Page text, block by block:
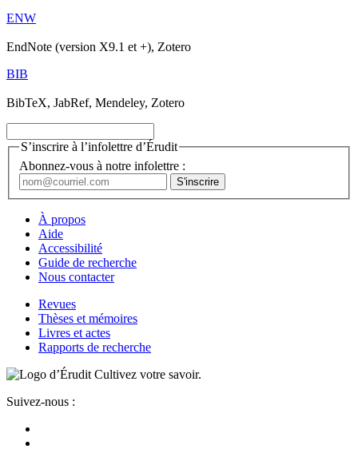
ENW
EndNote (version X9.1 et +), Zotero
BIB
BibTeX, JabRef, Mendeley, Zotero
S’inscrire à l’infolettre d’Érudit
Abonnez-vous à notre infolettre :
À propos
Aide
Accessibilité
Guide de recherche
Nous contacter
Revues
Thèses et mémoires
Livres et actes
Rapports de recherche
Cultivez votre savoir.
Suivez-nous :